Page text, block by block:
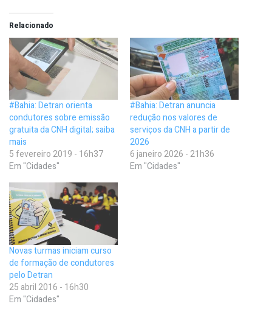
Relacionado
#Bahia: Detran orienta
condutores sobre emissão
gratuita da CNH digital; saiba
mais
5 fevereiro 2019 - 16h37
Em "Cidades"
#Bahia: Detran anuncia
redução nos valores de
serviços da CNH a partir de
2026
6 janeiro 2026 - 21h36
Em "Cidades"
Novas turmas iniciam curso
de formação de condutores
pelo Detran
25 abril 2016 - 16h30
Em "Cidades"